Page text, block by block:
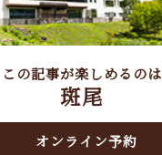
この記事が楽しめるのは
斑尾
オンライン予約